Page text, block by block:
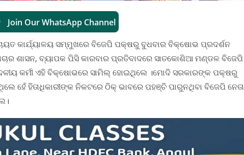
Join Our WhatsApp Channel
କାର୍ଯ୍ୟାଳୟ ସମ୍ମୁଖରେ ବିଜେପି ପକ୍ଷରୁ ବୁଧବାର ବିକ୍ଷୋଭ ପ୍ରଦର୍ଶନ
ଶାସନ, ବ୍ୟାପକ ପିସି କାରବାର ପ୍ରତିବାଦରେ ସାତକୋଶିଆ ମଣ୍ଡଳ ବିଜେପି
କର୍ମୀ ଏହି ବିକ୍ଷୋଭରେ ସାମିଲ୍ ହୋଇଥିଲେ ।ମୋଦି ସରକାରଙ୍କ ପକ୍ଷରୁ
ହେଁ ହିତାଧିକାରୀଙ୍କ ନିକଟରେ ଠିକ୍ ଭାବରେ ପହଞ୍ଚି ପାରୁନଥିବା ବିଜେପି ନେତା